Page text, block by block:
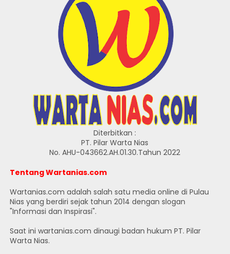
Diterbitkan :
PT. Pilar Warta Nias
No. AHU-043662.AH.01.30.Tahun 2022
Tentang Wartanias.com
Wartanias.com adalah salah satu media online di Pulau
Nias yang berdiri sejak tahun 2014 dengan slogan
"Informasi dan Inspirasi".
Saat ini wartanias.com dinaugi badan hukum PT. Pilar
Warta Nias.